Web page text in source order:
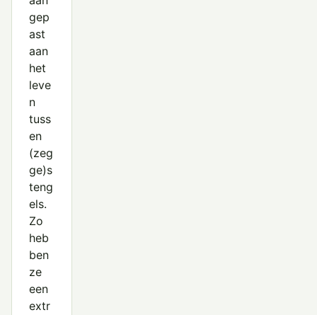
gep
ast
aan
het
leve
n
tuss
en
(zeg
ge)s
teng
els.
Zo
heb
ben
ze
een
extr